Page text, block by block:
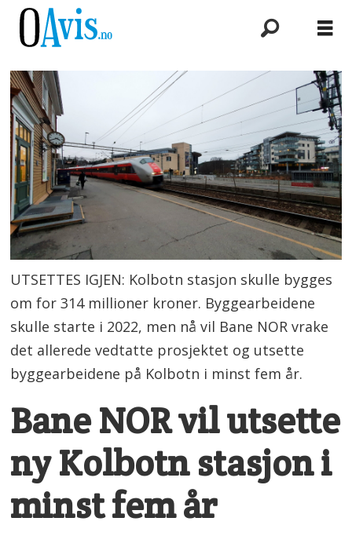
UTSETTES IGJEN: Kolbotn stasjon skulle bygges
om for 314 millioner kroner. Byggearbeidene
skulle starte i 2022, men nå vil Bane NOR vrake
det allerede vedtatte prosjektet og utsette
byggearbeidene på Kolbotn i minst fem år.
Bane NOR vil utsette
ny Kolbotn stasjon i
minst fem år